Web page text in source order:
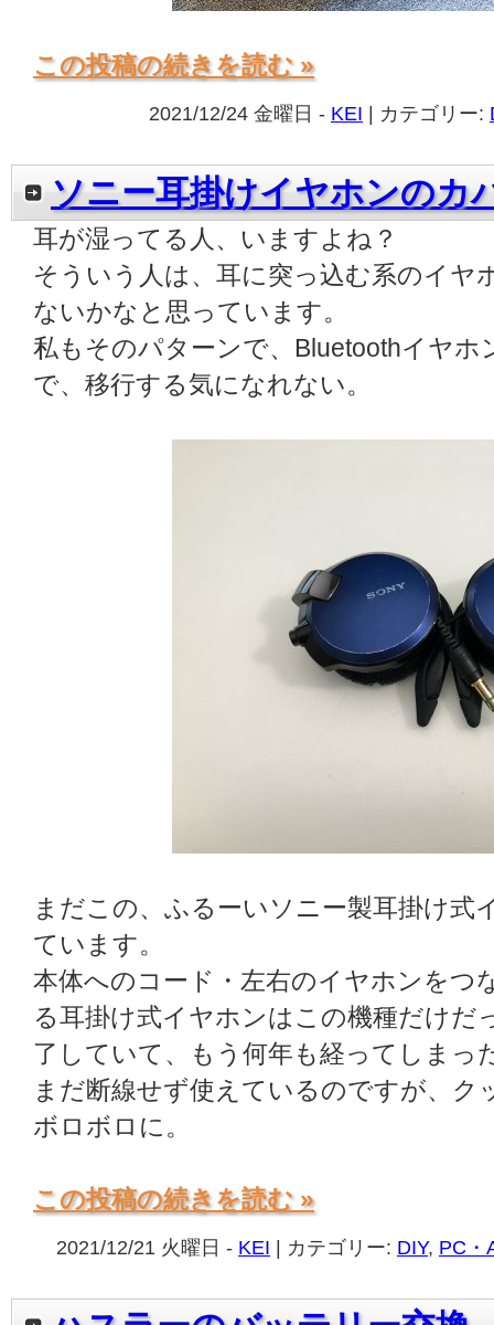
この投稿の続きを読む »
2021/12/24 金曜日 - KEI | カテゴリー:
ソニー耳掛けイヤホンのカ
耳が湿ってる人、いますよね？
そういう人は、耳に突っ込む系のイヤ
ないかなと思っています。
私もそのパターンで、Bluetoothイヤ
で、移行する気になれない。
まだこの、ふるーいソニー製耳掛け式
ています。
本体へのコード・左右のイヤホンをつ
る耳掛け式イヤホンはこの機種だけだ
了していて、もう何年も経ってしまっ
まだ断線せず使えているのですが、ク
ボロボロに。
この投稿の続きを読む »
2021/12/21 火曜日 - KEI | カテゴリー: DIY, PC・